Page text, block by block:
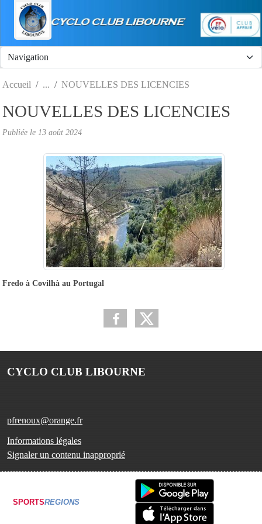
Accueil NOUVELLES DES LICENCIES
NOUVELLES DES LICENCIES
Publiée le 13 août 2024
Fredo à Covilhà au Portugal
CYCLO CLUB LIBOURNE
pfrenoux@orange.fr
Informations légales
Signaler un contenu inapproprié
SPORTSREGIONS
Panneau de gestion des cookies